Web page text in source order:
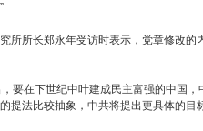
所所长郑永年受访时表示，党章修改的
要在下世纪中叶建成民主富强的中国
提法比较抽象，中共将提出更具体的目